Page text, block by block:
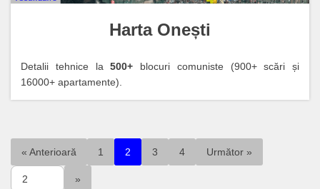
Harta Onești
Detalii tehnice la500+ blocuri comuniste (900+ scări și
16000+ apartamente).
« Anterioară 1 2 3 4 Următor »